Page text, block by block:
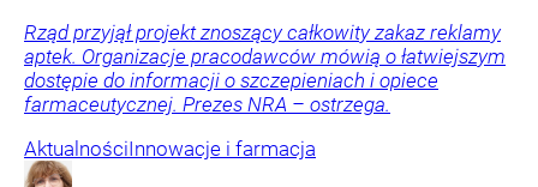
Rząd przyjął projekt znoszący całkowity zakaz reklamy
aptek. Organizacje pracodawców mówią o łatwiejszym
dostępie do informacji o szczepieniach i opiece
farmaceutycznej. Prezes NRA – ostrzega.
AktualnościInnowacje i farmacja